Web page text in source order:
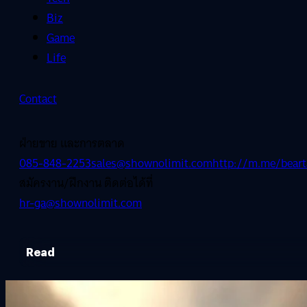
Biz
Game
Life
Contact
ฝ่ายขาย และการตลาด
085-848-2253sales@shownolimit.comhttp://m.me/
สมัครงาน/ฝึกงาน ติดต่อได้ที่
hr-ga@shownolimit.com
Read